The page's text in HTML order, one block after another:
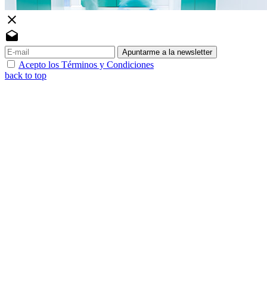
close
drafts
Apuntarme a la newsletter
Acepto los Términos y Condiciones
back to top